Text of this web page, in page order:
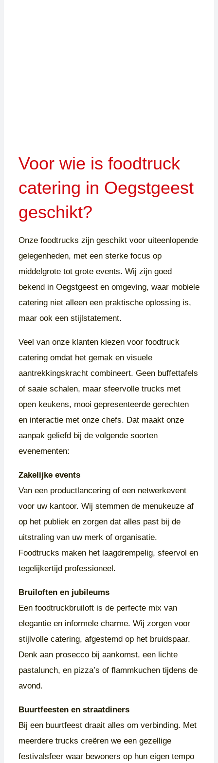
Voor wie is foodtruck
catering in Oegstgeest
geschikt?
Onze foodtrucks zijn geschikt voor uiteenlopende
gelegenheden, met een sterke focus op
middelgrote tot grote events. Wij zijn goed
bekend in Oegstgeest en omgeving, waar mobiele
catering niet alleen een praktische oplossing is,
maar ook een stijlstatement.
Veel van onze klanten kiezen voor foodtruck
catering omdat het gemak en visuele
aantrekkingskracht combineert. Geen buffettafels
of saaie schalen, maar sfeervolle trucks met
open keukens, mooi gepresenteerde gerechten
en interactie met onze chefs. Dat maakt onze
aanpak geliefd bij de volgende soorten
evenementen:
Zakelijke events
Van een productlancering of een netwerkevent
voor uw kantoor. Wij stemmen de menukeuze af
op het publiek en zorgen dat alles past bij de
uitstraling van uw merk of organisatie.
Foodtrucks maken het laagdrempelig, sfeervol en
tegelijkertijd professioneel.
Bruiloften en jubileums
Een foodtruckbruiloft is de perfecte mix van
elegantie en informele charme. Wij zorgen voor
stijlvolle catering, afgestemd op het bruidspaar.
Denk aan prosecco bij aankomst, een lichte
pastalunch, en pizza’s of flammkuchen tijdens de
avond.
Buurtfeesten en straatdiners
Bij een buurtfeest draait alles om verbinding. Met
meerdere trucks creëren we een gezellige
festivalsfeer waar bewoners op hun eigen tempo